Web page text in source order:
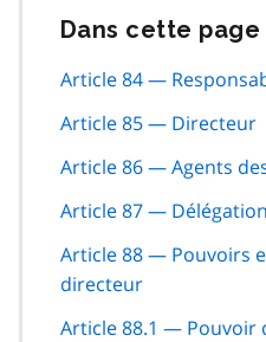
Dans cette page
Article 84 —
Article 85 — Directeur
Article 86 — Agents
Article 87 — Délégation
Article 88 — Pouvoirs
directeur
Article 88.1 — Pouvoir